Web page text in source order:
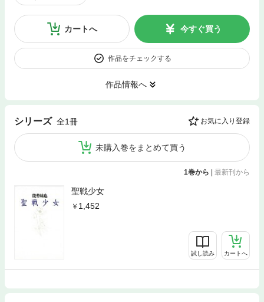
カートへ 今すぐ買う
作品をチェックする
作品情報へ
シリーズ 全1冊 お気に入り登録
未購入巻をまとめて買う
1巻から 最新刊から
聖戦少女
1,452
試し読み カートへ